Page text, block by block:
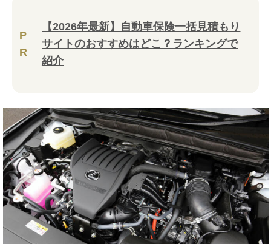
P
R
【2026年最新】自動車保険一括見積もり
サイトのおすすめはどこ？ランキングで
紹介